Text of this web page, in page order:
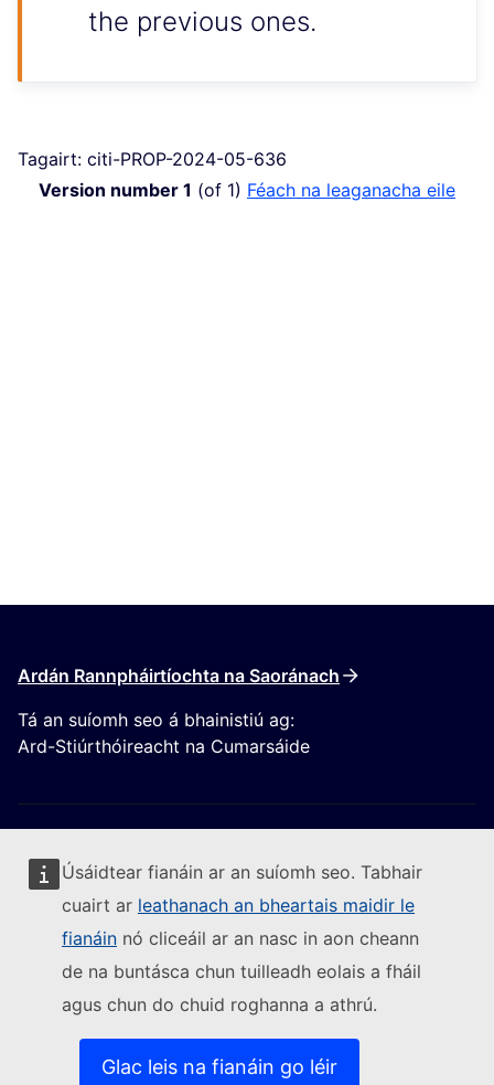
Úsáidtear fianáin ar an suíomh seo. Tabhair
cuairt ar leathanach an bheartais maidir le
fianáin nó cliceáil ar an nasc in aon cheann
de na buntásca chun tuilleadh eolais a fháil
agus chun do chuid roghanna a athrú.
Glac leis na fianáin go léir
the previous ones.
Tagairt: citi-PROP-2024-05-636
Version number 1 (of 1) Féach na leaganacha eile
Ardán Rannpháirtíochta na Saoránach
Tá an suíomh seo á bhainistiú ag:
Ard-Stiúrthóireacht na Cumarsáide
Lean an Coimisiún Eorpach
Sonraí teagmhála(External link)
Leochaileacht TF a thuairisciú(External link)
Teangacha ar ár suíomhanna gréasáin(External link)
(External link)